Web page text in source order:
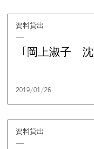
2020/10/22
資料貸出
「岡上淑子 沈